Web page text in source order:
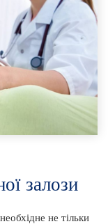
залози
не тільки